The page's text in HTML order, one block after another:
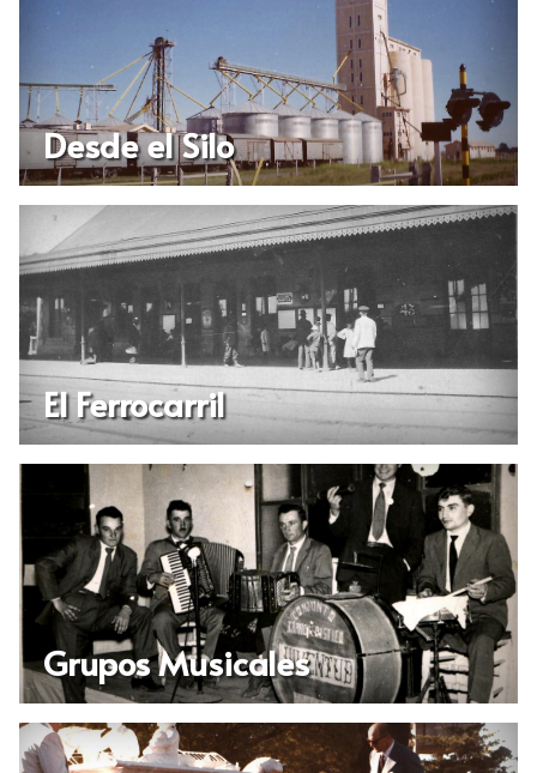
Desde el Silo
El Ferrocarril
Grupos Musicales